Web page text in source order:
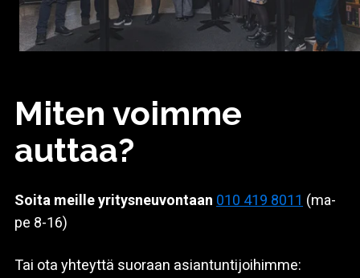
Miten voimme
auttaa?
Soita meille yritysneuvontaan 010 419 8011 (ma-
pe 8-16)
Tai ota yhteyttä suoraan asiantuntijoihimme: